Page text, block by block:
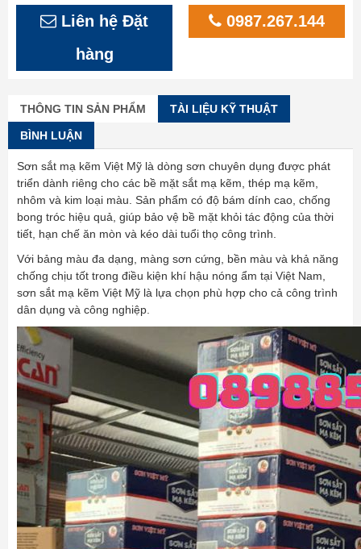
Liên hệ Đặt
hàng
0987.267.144
THÔNG TIN SẢN PHẨM TÀI LIỆU KỸ THUẬT
BÌNH LUẬN
Sơn sắt mạ kẽm Việt Mỹ là dòng sơn chuyên dụng được phát
triển dành riêng cho các bề mặt sắt mạ kẽm, thép mạ kẽm,
nhôm và kim loại màu. Sản phẩm có độ bám dính cao, chống
bong tróc hiệu quả, giúp bảo vệ bề mặt khỏi tác động của thời
tiết, hạn chế ăn mòn và kéo dài tuổi thọ công trình.
Với bảng màu đa dạng, màng sơn cứng, bền màu và khả năng
chống chịu tốt trong điều kiện khí hậu nóng ẩm tại Việt Nam,
sơn sắt mạ kẽm Việt Mỹ là lựa chọn phù hợp cho cả công trình
dân dụng và công nghiệp.